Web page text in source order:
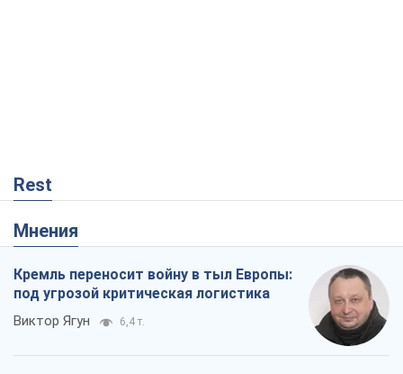
Rest
Мнения
Кремль переносит войну в тыл Европы:
под угрозой критическая логистика
Виктор Ягун 6,4 т.